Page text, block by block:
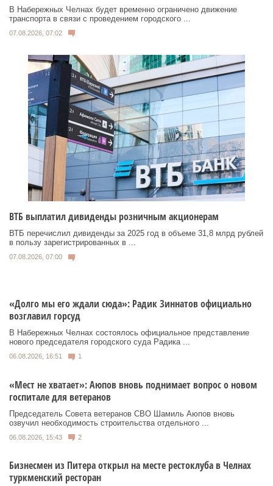
В Набережных Челнах будет временно ограничено движение
транспорта в связи с проведением городского ...
07.08.2026, 07:02
ВТБ выплатил дивиденды розничным акционерам
ВТБ перечислил дивиденды за 2025 год в объеме 31,8 млрд рублей
в пользу зарегистрированных в ...
07.08.2026, 07:00
«Долго мы его ждали сюда»: Радик Зиннатов официально
возглавил горсуд
В Набережных Челнах состоялось официальное представление
нового председателя городского суда Радика ...
06.08.2026, 16:51 1
«Мест не хватает»: Аюпов вновь поднимает вопрос о новом
госпитале для ветеранов
Председатель Совета ветеранов СВО Шамиль Аюпов вновь
озвучил необходимость строительства отдельного ...
06.08.2026, 15:43 2
Бизнесмен из Питера открыл на месте рестоклуба в Челнах
туркменский ресторан